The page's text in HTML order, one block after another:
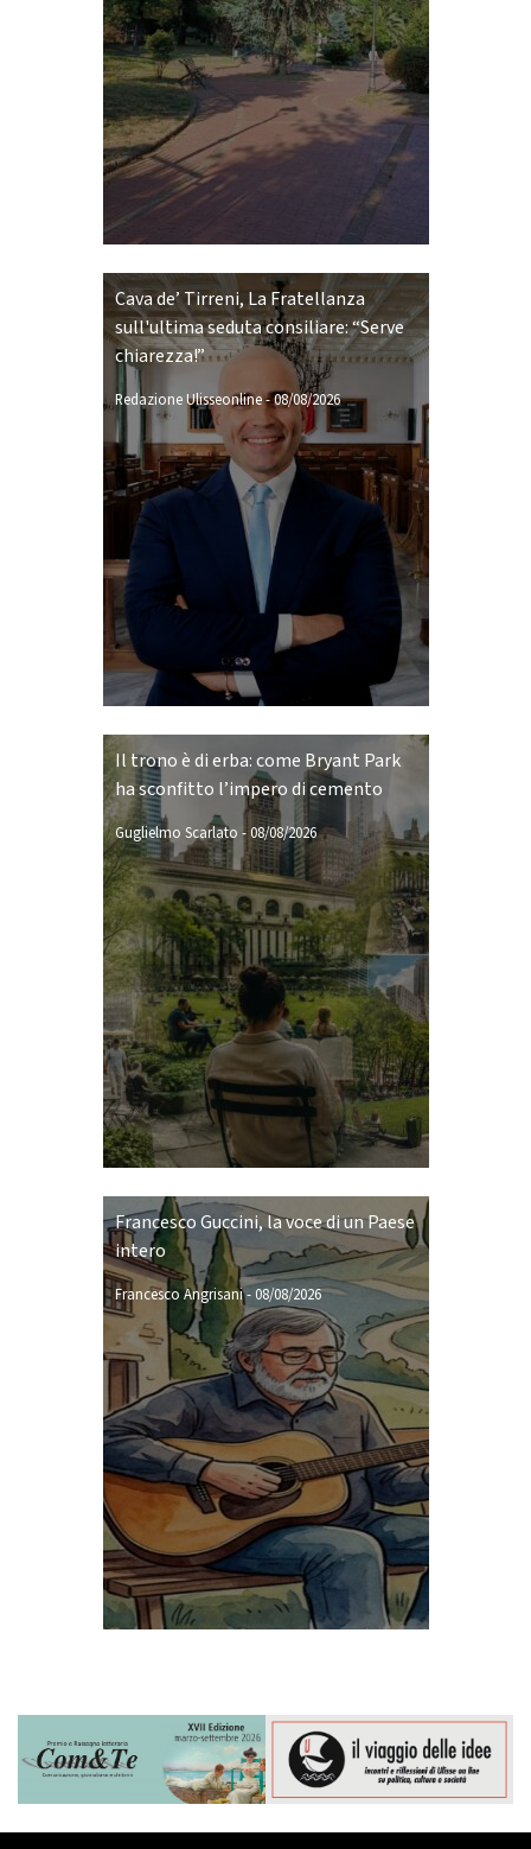
Cava de’ Tirreni, La Fratellanza
sull'ultima seduta consiliare: “Serve
chiarezza!”
Redazione Ulisseonline-08/08/2026
Il trono è di erba: come Bryant Park
ha sconfitto l’impero di cemento
Guglielmo Scarlato -08/08/2026
Francesco Guccini, la voce di un Paese
intero
Francesco Angrisani-08/08/2026